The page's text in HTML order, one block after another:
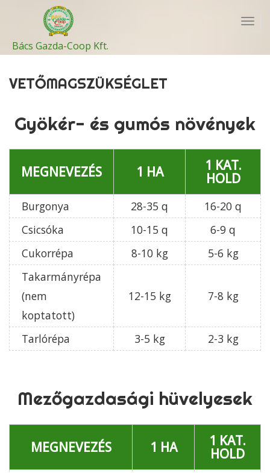
Bács Gazda-Coop Kft.
VETŐMAGSZÜKSÉGLET
Gyökér- és gumós növények
MEGNEVEZÉS 1 HA 1 KAT.
HOLD
Burgonya 28-35 q
16-20 q
Csicsóka
10-15 q
6-9 q
Cukorrépa
8-10 kg
5-6 kg
Takarmányrépa
(nem
koptatott)
12-15 kg 7-8 kg
Tarlórépa 3-5 kg 2-3 kg
Mezőgazdasági hüvelyesek
MEGNEVEZÉS 1 HA 1 KAT.
HOLD